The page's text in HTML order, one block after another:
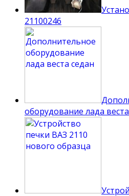
21100246
оборудование лада